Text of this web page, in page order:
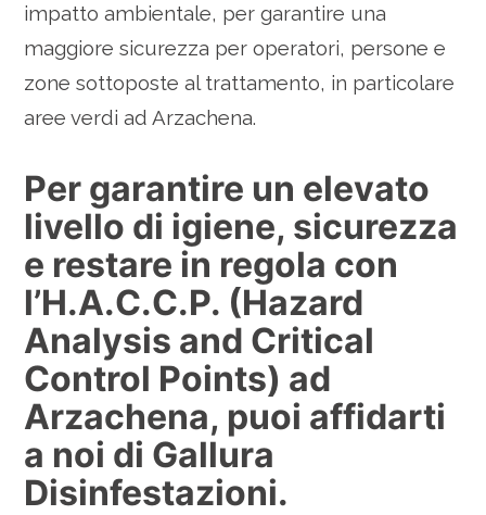
impatto ambientale, per garantire una
maggiore sicurezza per operatori, persone e
zone sottoposte al trattamento, in particolare
aree verdi ad Arzachena.
Per garantire un elevato
livello di igiene, sicurezza
e restare in regola con
l’H.A.C.C.P. (Hazard
Analysis and Critical
Control Points) ad
Arzachena, puoi affidarti
a noi di Gallura
Disinfestazioni.